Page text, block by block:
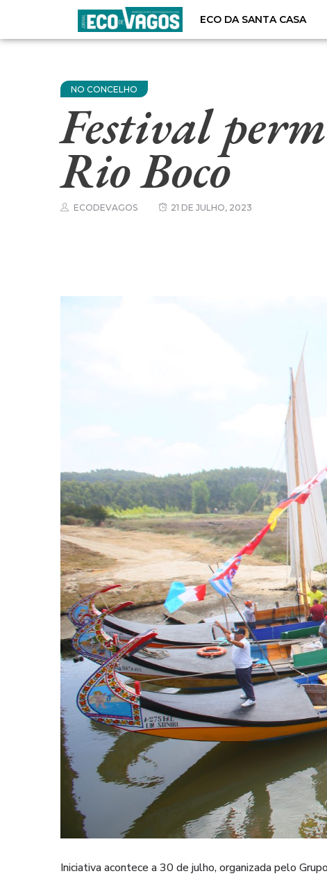
ECO DA SANTA CASA
NO CONCELHO
Festival
Rio Boco
ECODEVAGOS 21 DE JULHO, 2023
Iniciativa acontece a 30 de julho, organizada pelo